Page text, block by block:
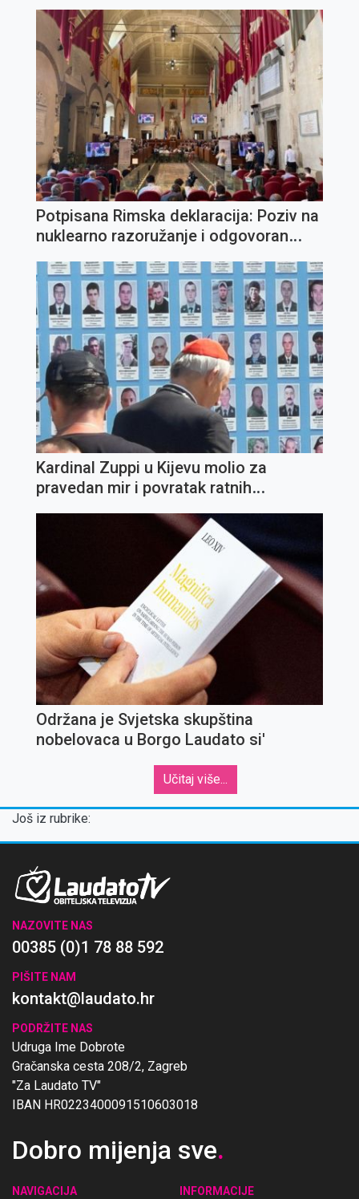
Potpisana Rimska deklaracija: Poziv na
nuklearno razoružanje i odgovoran
Kardinal Zuppi u Kijevu molio za
pravedan mir i povratak ratnih
Održana je Svjetska skupština
nobelovaca u Borgo Laudato si'
Učitaj više...
Još iz rubrike:
NAZOVITE NAS
00385 (0)1 78 88 592
PIŠITE NAM
kontakt@laudato.hr
PODRŽITE NAS
Udruga Ime Dobrote
Gračanska cesta 208/2, Zagreb
"Za Laudato TV"
IBAN HR0223400091510603018
Dobro mijenja sve.
NAVIGACIJA
INFORMACIJE